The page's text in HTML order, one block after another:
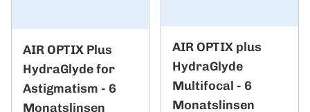
AIR OPTIX Plus
HydraGlyde for
Astigmatism - 6
Monatslinsen
AIR OPTIX plus
HydraGlyde
Multifocal - 6
Monatslinsen